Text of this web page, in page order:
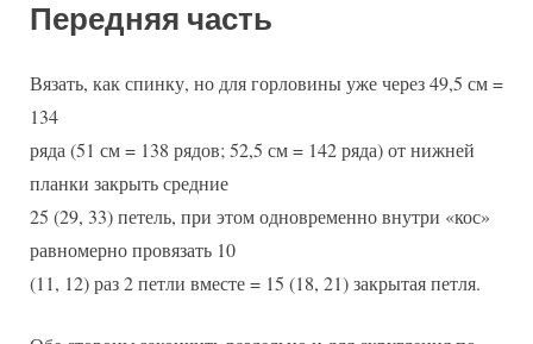
Передняя часть
Вязать, как спинку, но для горловины уже через 49,5 см =
134
ряда (51 см = 138 рядов; 52,5 см = 142 ряда) от нижней
планки закрыть средние
25 (29, 33) петель, при этом одновременно внутри «кос»
равномерно провязать 10
(11, 12) раз 2 петли вместе = 15 (18, 21) закрытая петля.